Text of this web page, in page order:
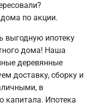
по акции.
выгодную ипотеку
дома! Наша
деревянные
доставку, сборку и
в
капитала. Ипотека